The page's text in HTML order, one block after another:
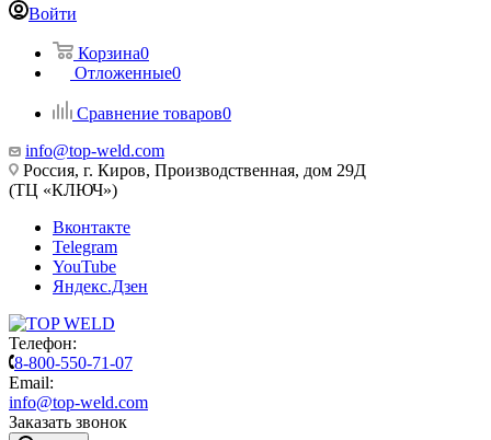
Войти
Корзина0
Отложенные0
Сравнение товаров0
info@top-weld.com
Россия, г. Киров, Производственная, дом 29Д
(ТЦ «КЛЮЧ»)
Вконтакте
Telegram
YouTube
Яндекс.Дзен
Телефон:
8-800-550-71-07
Email:
info@top-weld.com
Заказать звонок